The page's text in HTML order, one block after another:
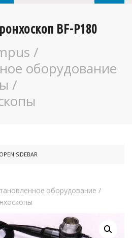
BF-P180
/
оборудование
/
OPEN SIDEBAR
оборудование /